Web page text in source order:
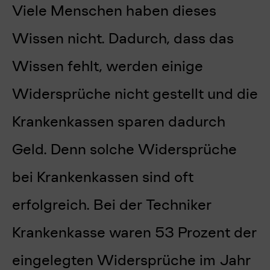
Viele Menschen haben dieses
Wissen nicht. Dadurch, dass das
Wissen fehlt, werden einige
Widersprüche nicht gestellt und die
Krankenkassen sparen dadurch
Geld. Denn solche Widersprüche
bei Krankenkassen sind oft
erfolgreich. Bei der Techniker
Krankenkasse waren 53 Prozent der
eingelegten Widersprüche im Jahr